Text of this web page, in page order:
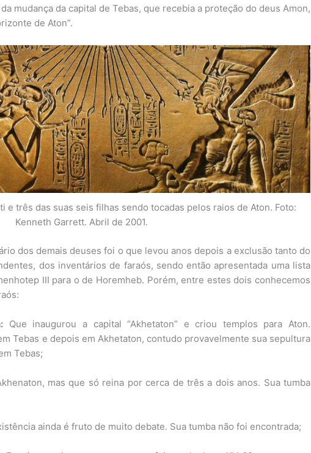
mudança da capital de Tebas, que recebia a proteção do deus Amon,
de Aton”.
e três das suas seis filhas sendo tocadas pelos raios de Aton. Foto:
Kenneth Garrett. Abril de 2001.
dos demais deuses foi o que levou anos depois a exclusão tanto do
dos inventários de faraós, sendo então apresentada uma lista
III para o de Horemheb. Porém, entre estes dois conhecemos
Que inaugurou a capital “Akhetaton” e criou templos para Aton.
Tebas e depois em Akhetaton, contudo provavelmente sua sepultura
Tebas;
mas que só reina por cerca de três a dois anos. Sua tumba
ainda é fruto de muito debate. Sua tumba não foi encontrada;